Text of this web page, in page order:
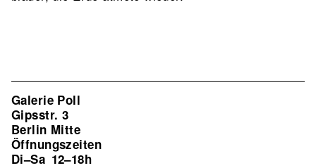
Galerie Poll
Gipsstr. 3
Berlin Mitte
Öffnungszeiten
Di–Sa 12–18h